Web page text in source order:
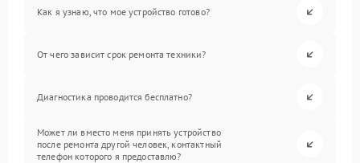
Как я узнаю, что мое устройство готово?
От чего зависит срок ремонта техники?
Диагностика проводится бесплатно?
Может ли вместо меня принять устройство
после ремонта другой человек, контактный
телефон которого я предоставлю?